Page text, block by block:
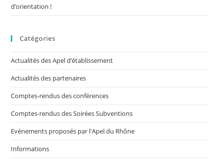
d’orientation !
Catégories
Actualités des Apel d’établissement
Actualités des partenaires
Comptes-rendus des conférences
Comptes-rendus des Soirées Subventions
Evénements proposés par l'Apel du Rhône
Informations